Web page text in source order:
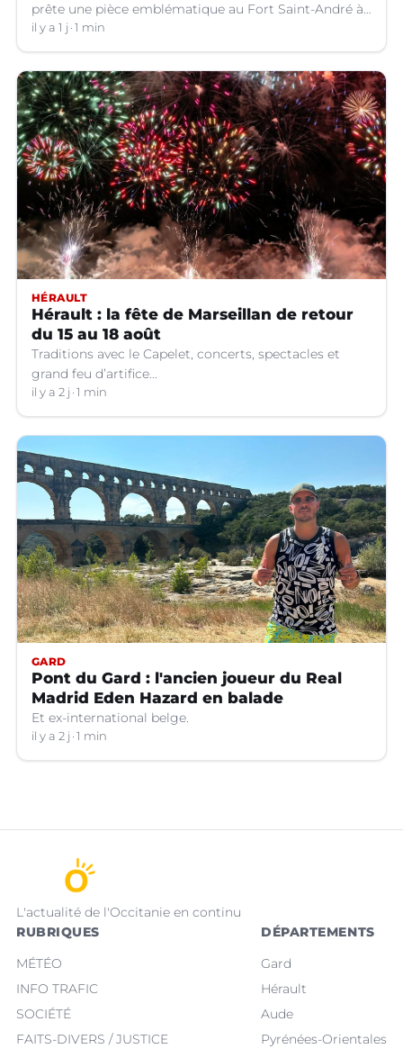
prête une pièce emblématique au Fort Saint-André à
Villeneuve-lez-Avignon (Gard).
il y a 1 j 1 min
HÉRAULT
Hérault : la fête de Marseillan de retour
du 15 au 18 août
Traditions avec le Capelet, concerts, spectacles et
grand feu d’artifice...
il y a 2 j 1 min
GARD
Pont du Gard : l'ancien joueur du Real
Madrid Eden Hazard en balade
Et ex-international belge.
il y a 2 j 1 min
L'actualité de l'Occitanie en continu
RUBRIQUES
MÉTÉO
INFO TRAFIC
SOCIÉTÉ
FAITS-DIVERS / JUSTICE
DÉPARTEMENTS
Gard
Hérault
Aude
Pyrénées-Orientales